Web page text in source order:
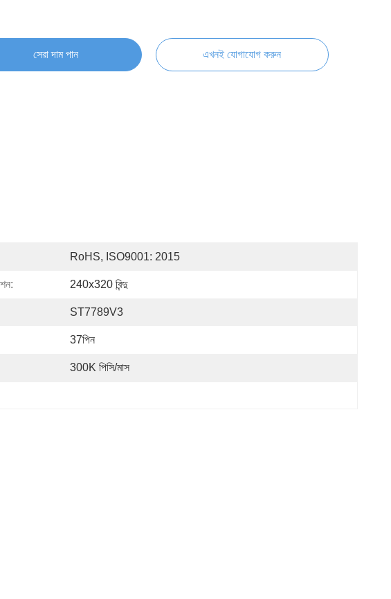
সেরা দাম পান এখনই যোগাযোগ করুন
RoHS, ISO9001: 2015
240x320 বিন্দু
ST7789V3
37পিন
300K পিসি/মাস